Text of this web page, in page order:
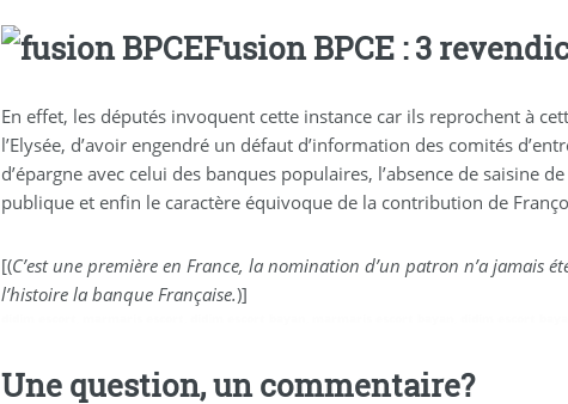
c-
contesta-
c.html&subject=A
lire
sur
Fusion
BPCE :
contestÃ© !"
!"
link"
style="background-
color:#e70f2f;color:#fff">
Fusion BPCE : 3
En effet, les députés invoquent cette instance car ils reprochent à
l’Elysée, d’avoir engendré un défaut d’information des comités
d’épargne avec celui des banques populaires, l’absence de saisine
publique et enfin le caractère équivoque de la contribution de
[(C’est une première en France, la nomination d’un patron n’a jamais
l’histoire la banque Française.)]
Une question, un commentaire?